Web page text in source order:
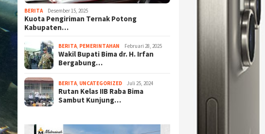
BERITA Desember 15, 2025
Kuota Pengiriman Ternak Potong
Kabupaten…
BERITA PEMERINTAHAN Februari 28, 2025
Wakil Bupati Bima dr. H. Irfan
Bergabung…
BERITA UNCATEGORIZED Juli 25, 2024
Rutan Kelas IIB Raba Bima
Sambut Kunjung…